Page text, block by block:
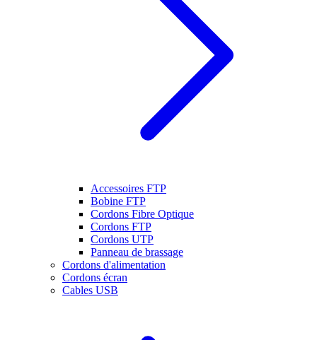
Accessoires FTP
Bobine FTP
Cordons Fibre Optique
Cordons FTP
Cordons UTP
Panneau de brassage
Cordons d'alimentation
Cordons écran
Cables USB